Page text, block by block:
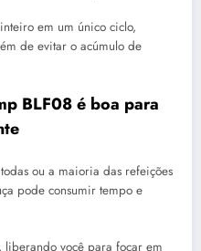
em um único ciclo,
de evitar o acúmulo de
BLF08 é boa para
ou a maioria das refeições
pode consumir tempo e
liberando você para focar em